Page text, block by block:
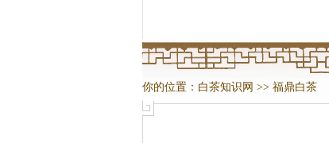
你的位置： 白茶知识网 >> 福鼎白茶